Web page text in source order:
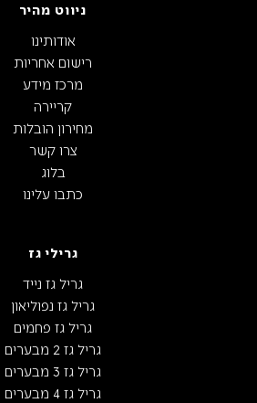
ניווט מהיר
אודותינו
רישום אחריות
מרכז מידע
קריירה
מחירון הובלות
צרו קשר
בלוג
כתבו עלינו
גרילי גז
גריל גז נייד
גריל גז נפוליאון
גריל גז פחמים
גריל גז 2 מבערים
גריל גז 3 מבערים
גריל גז 4 מבערים